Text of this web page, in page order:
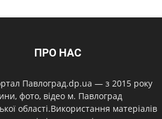
ПРО НАС
Павлоград.dp.ua — з 2015 року
фото, відео м. Павлоград
області.Використання матеріалів